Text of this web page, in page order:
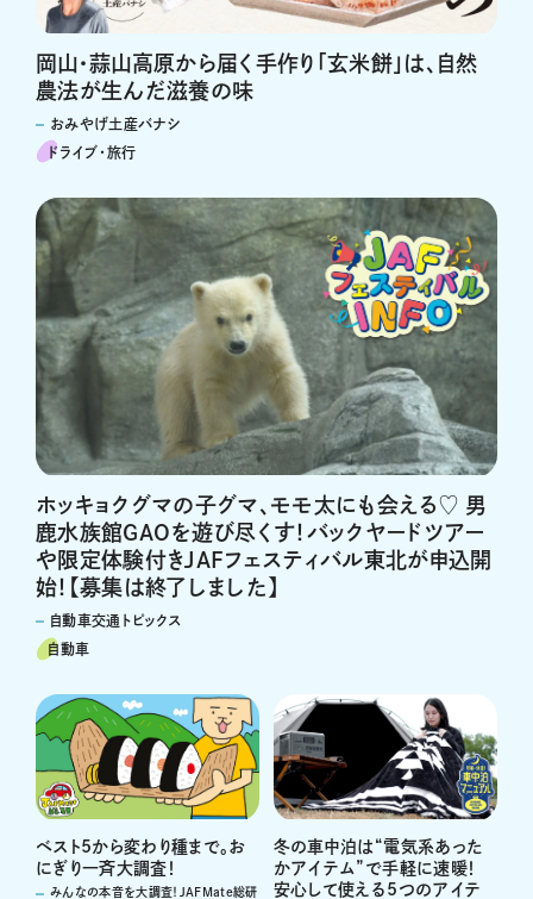
岡山・蒜山高原から届く手作り「玄米餅」は、自然
農法が生んだ滋養の味
おみやげ土産バナシ
ドライブ･旅行
ホッキョクグマの子グマ、モモ太にも会える♡ 男
鹿水族館GAOを遊び尽くす！バックヤードツアー
や限定体験付きJAFフェスティバル東北が申込開
始！【募集は終了しました】
自動車交通トピックス
自動車
ベスト5から変わり種まで。お
にぎり一斉大調査！
みんなの本音を大調査！JAFMate総研
冬の車中泊は“電気系あった
かアイテム”で手軽に速暖！
安心して使える5つのアイテ